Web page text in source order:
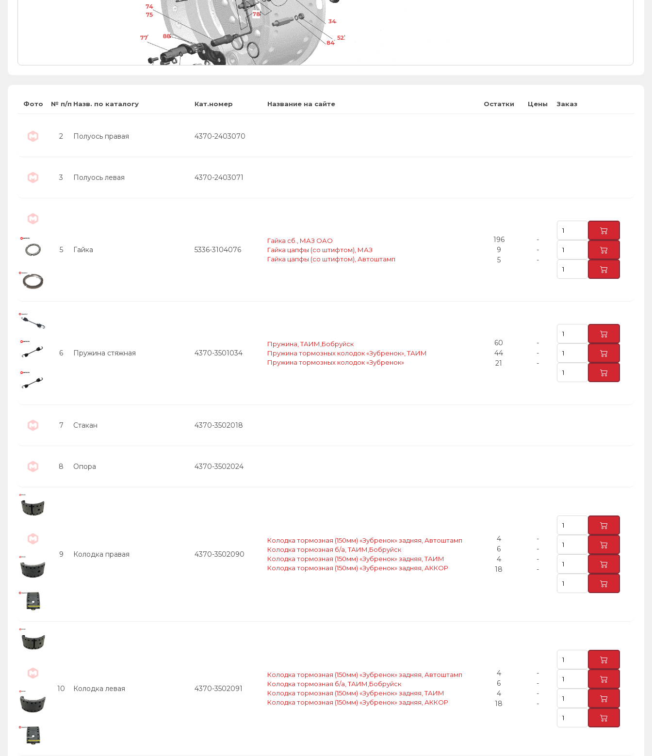
52
74
74
75
75
77
78
84
88
88
34
Фото № п/п Назв. по каталогу Кат.номер Название на сайте Остатки Цены Заказ
2 Полуось правая 4370-2403070
3 Полуось левая 4370-2403071
5 Гайка 5336-3104076
Гайка сб., МАЗ ОАО
Гайка цапфы (со штифтом), МАЗ
Гайка цапфы (со штифтом), Автоштамп
196
9
5
-
-
-
6 Пружина стяжная 4370-3501034
Пружина, ТАИМ,Бобруйск
Пружина тормозных колодок «Зубренок», ТАИМ
Пружина тормозных колодок «Зубренок»
60
44
21
-
-
-
7 Стакан 4370-3502018
8 Опора 4370-3502024
9 Колодка правая 4370-3502090
Колодка тормозная (150мм) «Зубренок» задняя, Автоштамп
Колодка тормозная б/а, ТАИМ,Бобруйск
Колодка тормозная (150мм) «Зубренок» задняя, ТАИМ
Колодка тормозная (150мм) «Зубренок» задняя, АККОР
4
6
4
18
-
-
-
-
10 Колодка левая 4370-3502091
Колодка тормозная (150мм) «Зубренок» задняя, Автоштамп
Колодка тормозная б/а, ТАИМ,Бобруйск
Колодка тормозная (150мм) «Зубренок» задняя, ТАИМ
Колодка тормозная (150мм) «Зубренок» задняя, АККОР
4
6
4
18
-
-
-
-